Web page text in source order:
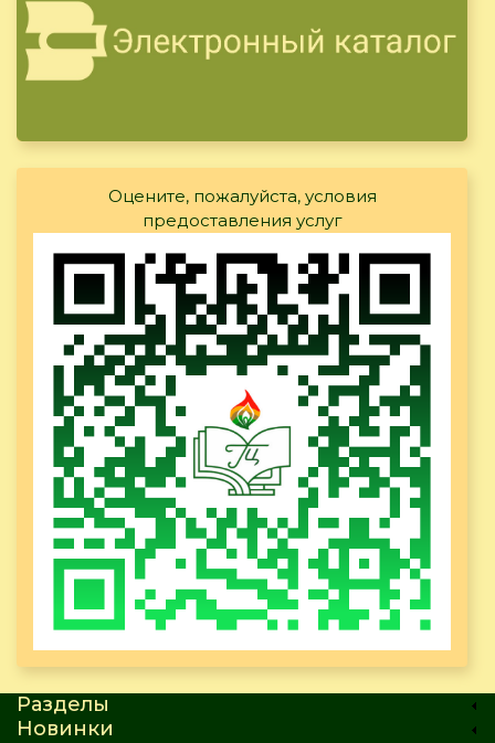
Оцените, пожалуйста, условия
предоставления услуг
Разделы
Новинки